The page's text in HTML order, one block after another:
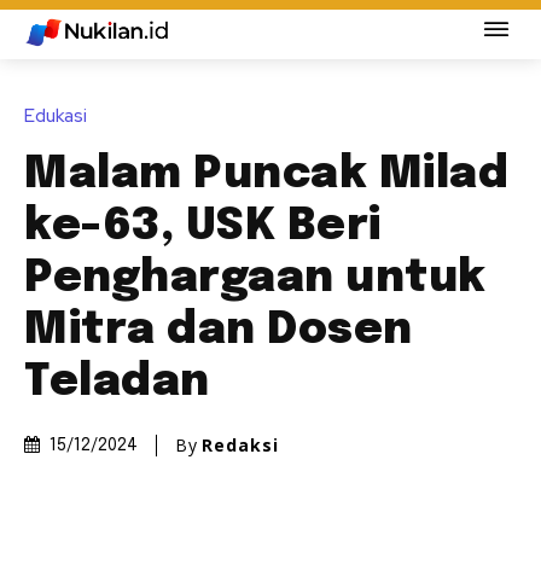
Edukasi
Malam Puncak Milad
ke-63, USK Beri
Penghargaan untuk
Mitra dan Dosen
Teladan
15/12/2024 By Redaksi